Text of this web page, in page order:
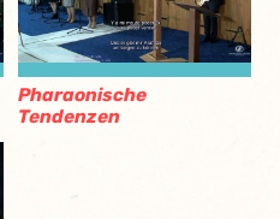
Pharaonische
Tendenzen